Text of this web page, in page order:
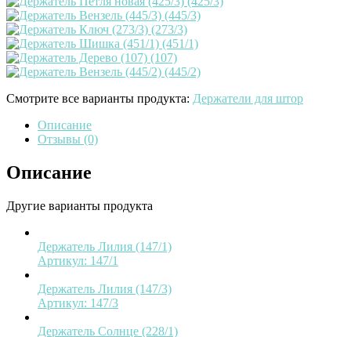
Смотрите все варианты продукта: Держатели для штор
Описание
Отзывы (0)
Описание
Другие варианты продукта
Держатель Лилия (147/1)
Артикул: 147/1
Держатель Лилия (147/3)
Артикул: 147/3
Держатель Солнце (228/1)